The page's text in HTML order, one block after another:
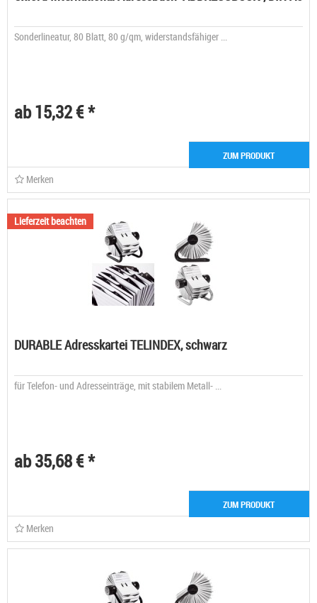
Sonderlineatur, 80 Blatt, 80 g/qm, widerstandsfähiger ...
ab 15,32 € *
ZUM PRODUKT
Merken
Lieferzeit beachten
DURABLE Adresskartei TELINDEX, schwarz
für Telefon- und Adresseinträge, mit stabilem Metall- ...
ab 35,68 € *
ZUM PRODUKT
Merken